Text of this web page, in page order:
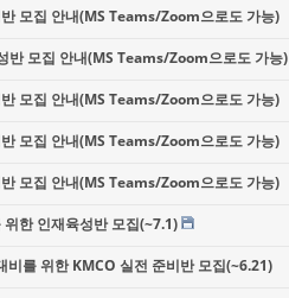
모집 안내(MS Teams/Zoom으로도 가능)
반 모집 안내(MS Teams/Zoom으로도 가능)
모집 안내(MS Teams/Zoom으로도 가능)
모집 안내(MS Teams/Zoom으로도 가능)
모집 안내(MS Teams/Zoom으로도 가능)
한 인재육성반 모집(~7.1)
를 위한 KMCO 실전 준비반 모집(~6.21)